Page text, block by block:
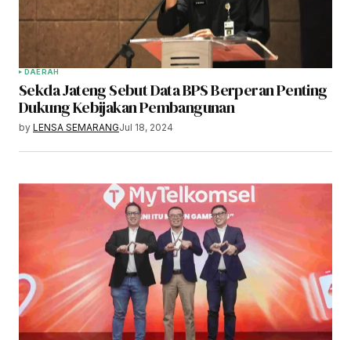
DAERAH
Sekda Jateng Sebut Data BPS Berperan Penting
Dukung Kebijakan Pembangunan
by LENSA SEMARANGJul 18, 2024